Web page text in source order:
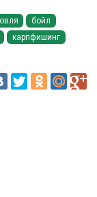
бойл
карпфишинг